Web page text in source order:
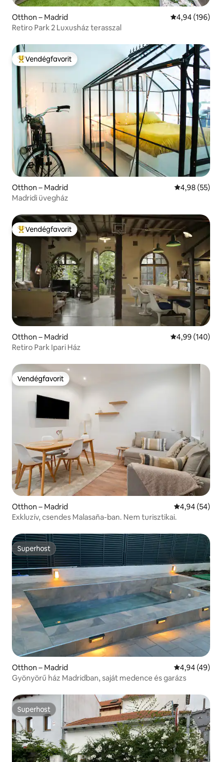
Otthon – Madrid Átlagos
4,94 (196)
Retiro Park 2 Luxusház terasszal
Kiemelt vendégfavorit
Vendégfavorit
Otthon – Madrid Átlagos
4,98 (55)
Madridi üvegház
Kiemelt vendégfavorit
Vendégfavorit
Otthon – Madrid Átlagos
4,99 (140)
Retiro Park Ipari Ház
Vendégfavorit
Vendégfavorit
Otthon – Madrid Átlagos
4,94 (54)
Exkluzív, csendes Malasaña-ban. Nem turisztikai.
Superhost
Superhost
Otthon – Madrid Átlagos
4,94 (49)
Gyönyörű ház Madridban, saját medence és garázs
Superhost
Superhost